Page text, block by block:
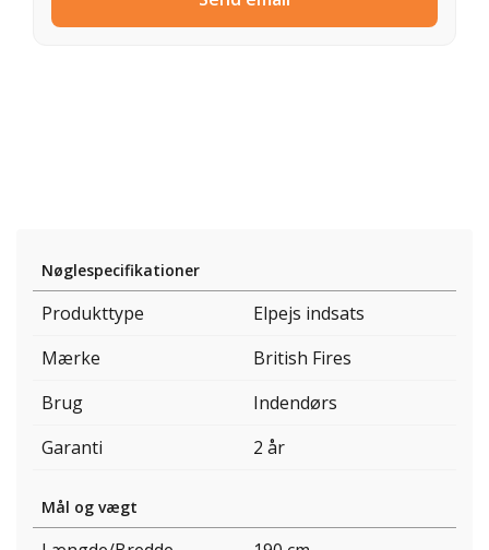
Nøglespecifikationer
Produkttype
Elpejs indsats
Mærke
British Fires
Brug
Indendørs
Garanti
2 år
Mål og vægt